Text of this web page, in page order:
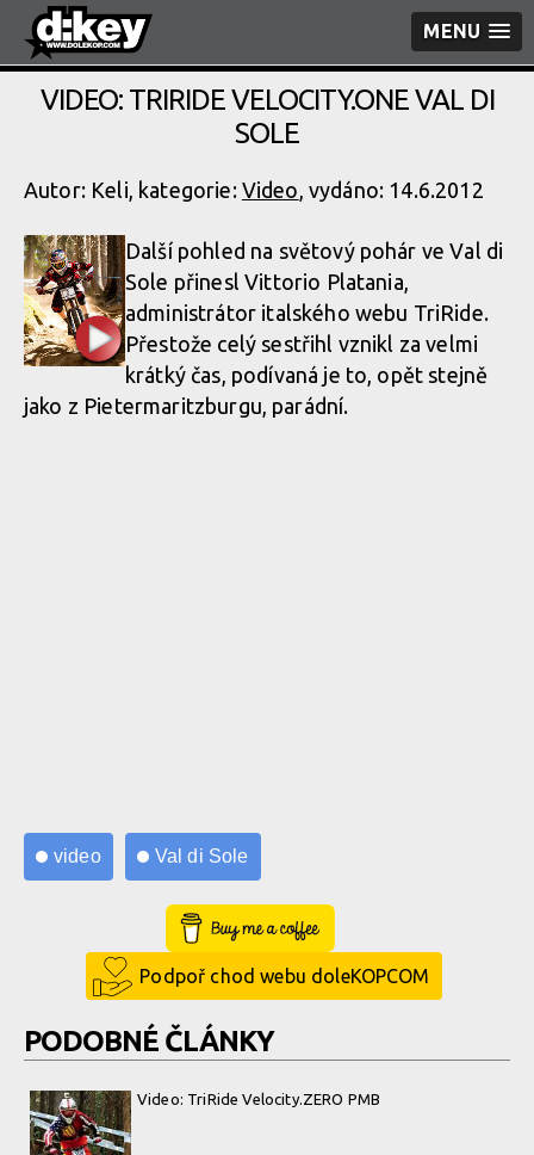
MENU
VIDEO: TRIRIDE VELOCITY.ONE VAL DI
SOLE
Autor: Keli, kategorie: Video, vydáno: 14.6.2012
Další pohled na světový pohár ve Val di
Sole přinesl Vittorio Platania,
administrátor italského webu TriRide.
Přestože celý sestřihl vznikl za velmi
krátký čas, podívaná je to, opět stejně
jako z Pietermarit­zburgu, parádní.
video Val di Sole
Buy Me a Coffee
Podpoř chod webu doleKOPCOM
PODOBNÉ ČLÁNKY
Video: TriRide Velocity.ZERO PMB